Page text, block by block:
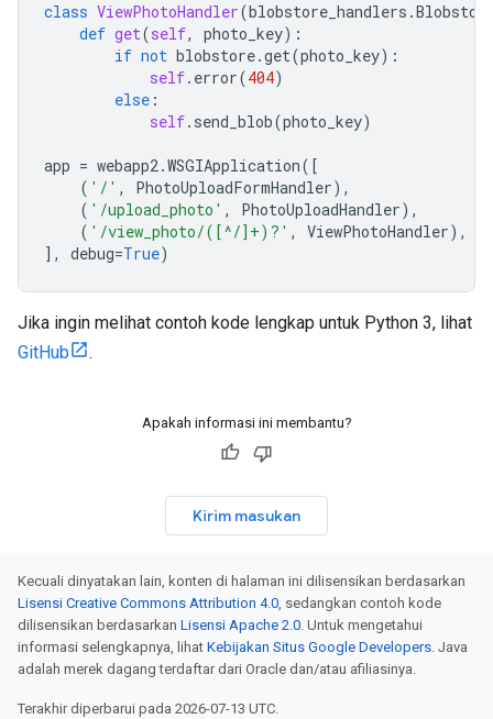
class ViewPhotoHandler(blobstore_handlers .
def get(self, photo_key):
if not blobstore.get(photo_key):
self. error(404)
else :
self. send_blob(photo_key)
app = webapp2.WSGIApplication([
( '/' , PhotoUploadFormHandler),
( '/upload_photo' , PhotoUploadHandler),
( '/view_photo/([^/]+)?' , ViewPhotoHandler),
],
debug=True)
Jika ingin melihat contoh kode lengkap untuk Python 3, lihat
GitHub
.
Apakah informasi ini membantu?
Kirim masukan
Kecuali dinyatakan lain, konten di halaman ini dilisensikan berdasarkan
Lisensi Creative Commons Attribution 4.0, sedangkan contoh kode
dilisensikan berdasarkan Lisensi Apache 2.0. Untuk mengetahui
informasi selengkapnya, lihat Kebijakan Situs Google Developers. Java
adalah merek dagang terdaftar dari Oracle dan/atau afiliasinya.
Terakhir diperbarui pada 2026-07-13 UTC.